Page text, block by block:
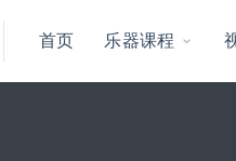
首页 乐器课程